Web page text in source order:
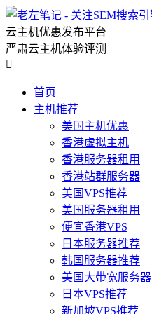
云主机优惠发布平台
严肃云主机体验评测

首页
主机推荐
美国主机优惠
香港虚拟主机
香港服务器租用
香港站群服务器
美国VPS推荐
美国服务器租用
便宜香港VPS
日本服务器推荐
韩国服务器推荐
美国大带宽服务器
日本VPS推荐
新加坡VPS推荐